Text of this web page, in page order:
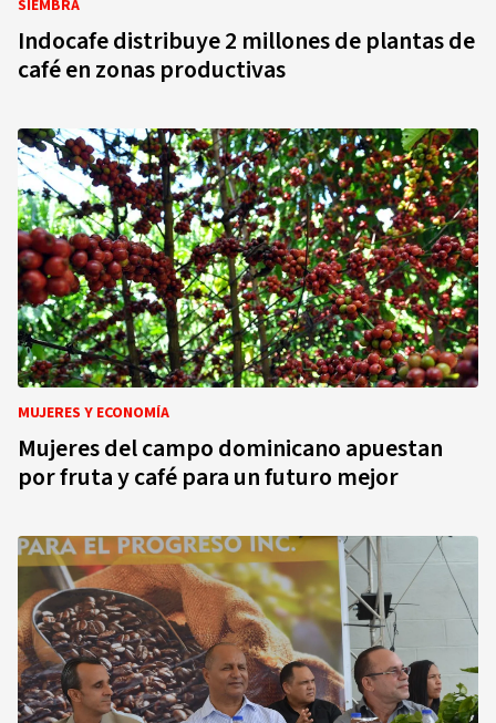
SIEMBRA
Indocafe distribuye 2 millones de plantas de
café en zonas productivas
MUJERES Y ECONOMÍA
Mujeres del campo dominicano apuestan
por fruta y café para un futuro mejor